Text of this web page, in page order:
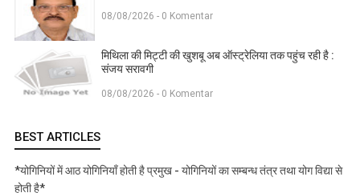
08/08/2026 - 0 Komentar
मिथिला की मिट्टी की खुशबू अब ऑस्ट्रेलिया तक पहुंच रही है :
संजय सरावगी
08/08/2026 - 0 Komentar
BEST ARTICLES
*योगिनियों में आठ योगिनियाँ होती है प्रमुख - योगिनियों का सम्बन्ध तंत्र तथा योग विद्या से
होती है*